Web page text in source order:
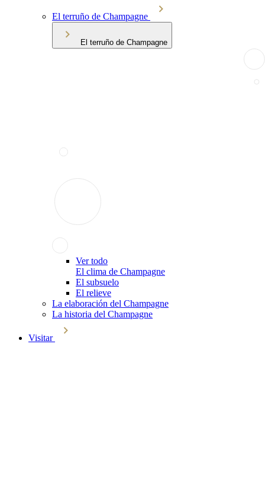
El terruño de Champagne
El terruño de Champagne
Ver todo
El clima de Champagne
El subsuelo
El relieve
La elaboración del Champagne
La historia del Champagne
Visitar